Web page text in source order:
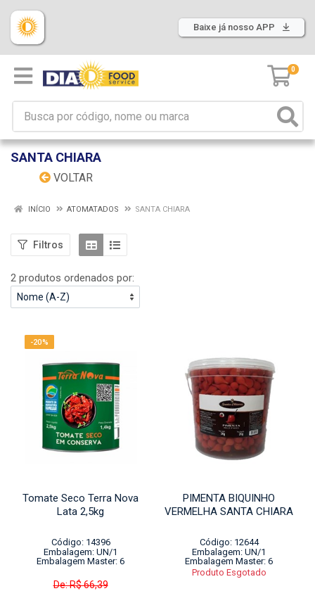
Baixe já nosso APP
0
SANTA CHIARA
VOLTAR
INÍCIO ATOMATADOS SANTA CHIARA
Filtros
2 produtos ordenados por:
-20%
Tomate Seco Terra Nova
Lata 2,5kg
Código: 14396
Embalagem: UN/1
Embalagem Master: 6
De: R$ 66,39
PIMENTA BIQUINHO
VERMELHA SANTA CHIARA
Código: 12644
Embalagem: UN/1
Embalagem Master: 6
Produto Esgotado